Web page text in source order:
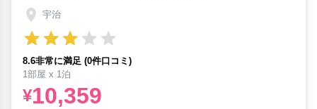
宇治
8.6非常に満足 (0件口コミ)
1部屋 x 1泊
¥10,359